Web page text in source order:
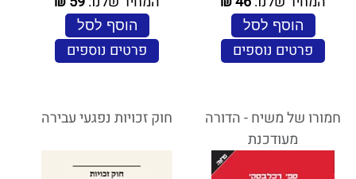
הוסף לסל
פרטים נוספים
הוסף לסל
פרטים נוספים
חמורו של משיח - הדורה
מעודכנת
חוק זכויות נפגעי עבירה